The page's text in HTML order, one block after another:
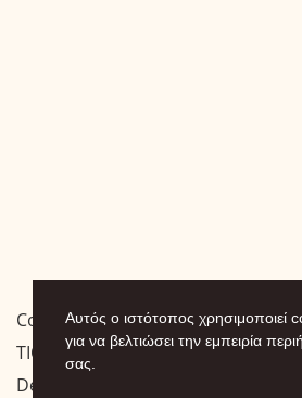
Copyright © 2026 ΙΕΡΑ ΜΟΝΗ
ΤΙΘΟΡΕΑΣ
Designed by
Αυτός ο ιστότοπος χρησιμοποιεί
για να βελτιώσει την εμπειρία
σας.